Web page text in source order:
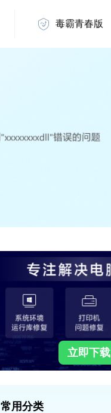
毒霸青春版
立即下载
常用分类